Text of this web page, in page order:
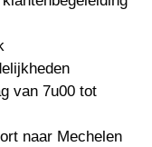
van 7u00 tot
naar Mechelen